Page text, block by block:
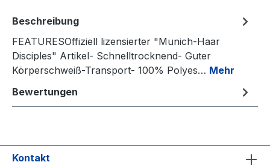
Beschreibung
FEATURESOffiziell lizensierter "Munich-Haar
Disciples" Artikel- Schnelltrocknend- Guter
Körperschweiß-Transport- 100% Polyes… Mehr
Bewertungen
Kontakt